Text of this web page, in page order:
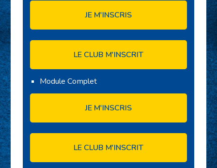
JE M'INSCRIS
LE CLUB M'INSCRIT
Module Complet
JE M'INSCRIS
LE CLUB M'INSCRIT